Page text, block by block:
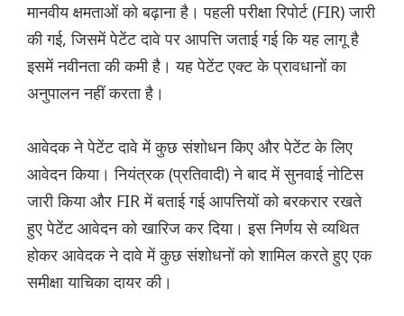
मानवीय क्षमताओं को बढ़ाना है। पहली परीक्षा रिपोर्ट (FIR) जारी
की गई, जिसमें पेटेंट दावे पर आपत्ति जताई गई कि यह लागू है
इसमें नवीनता की कमी है। यह पेटेंट एक्ट के प्रावधानों का
अनुपालन नहीं करता है।
आवेदक ने पेटेंट दावे में कुछ संशोधन किए और पेटेंट के लिए
आवेदन किया। नियंत्रक (प्रतिवादी) ने बाद में सुनवाई नोटिस
जारी किया और FIR में बताई गई आपत्तियों को बरकरार रखते
हुए पेटेंट आवेदन को खारिज कर दिया। इस निर्णय से व्यथित
होकर आवेदक ने दावे में कुछ संशोधनों को शामिल करते हुए एक
समीक्षा याचिका दायर की।